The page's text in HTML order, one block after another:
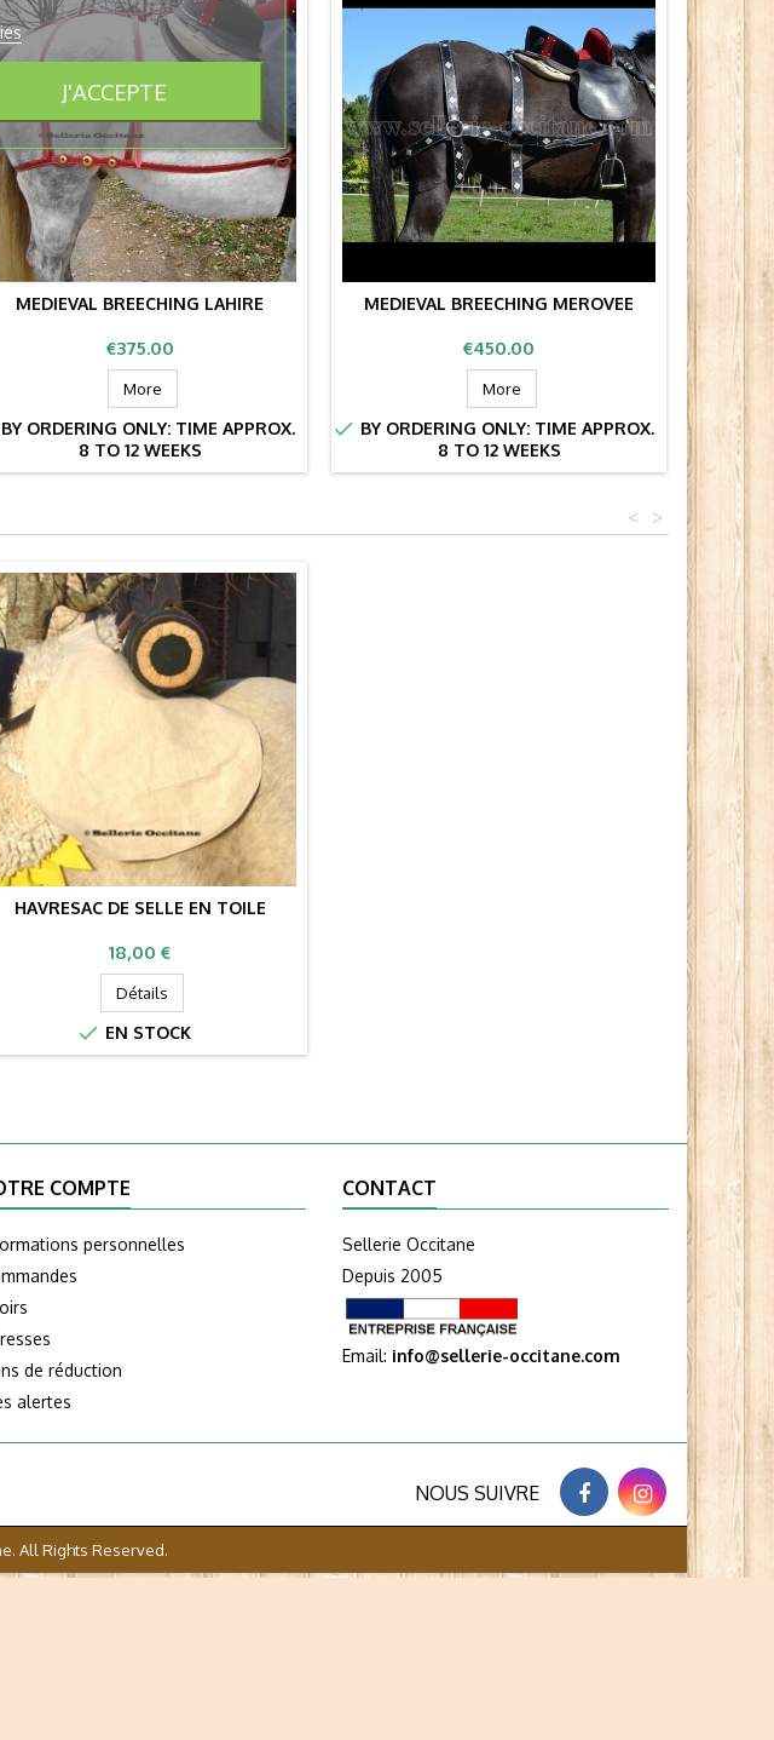
MEDIEVAL BREECHING LAHIRE
Price
€375.00
More
BY ORDERING ONLY: TIME APPROX.
8 TO 12 WEEKS
MEDIEVAL BREECHING MEROVEE
Price
€450.00
More
 BY ORDERING ONLY: TIME APPROX.
8 TO 12 WEEKS
 BY
>
<
HAVRESAC DE SELLE EN TOILE
Prix
18,00 €
Détails
 EN STOCK
COMPTE
personnelles
de réduction
alertes
CONTACT
Sellerie Occitane
Depuis 2005
Email: info@sellerie-occitane.com
J'ACCEPTE
NOUS SUIVRE
All Rights Reserved.